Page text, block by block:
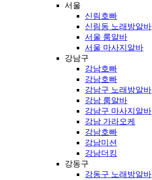
서울
신림호빠
신림동 노래방알바
서울 룸알바
서울 마사지알바
강남구
강남호빠
강남호빠
강남구 노래방알바
강남 룸알바
강남구 마사지알바
강남 가라오케
강남호빠
강남미션
강남더킹
강동구
강동구 노래방알바